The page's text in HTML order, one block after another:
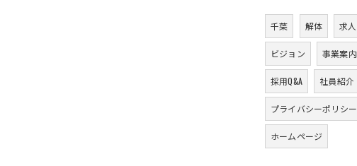
千葉 解体 求人
ビジョン 事業案内
採用Q&A 社員紹介
プライバシーポリシー
ホームページ